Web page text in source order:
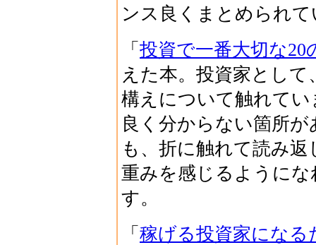
ンス良くまとめられ
「 投資で一番大切な20
えた本。投資家とし
構えについて触れて
良く分からない箇所
も、折に触れて読み
重みを感じるように
す。
「 稼げる投資家にな